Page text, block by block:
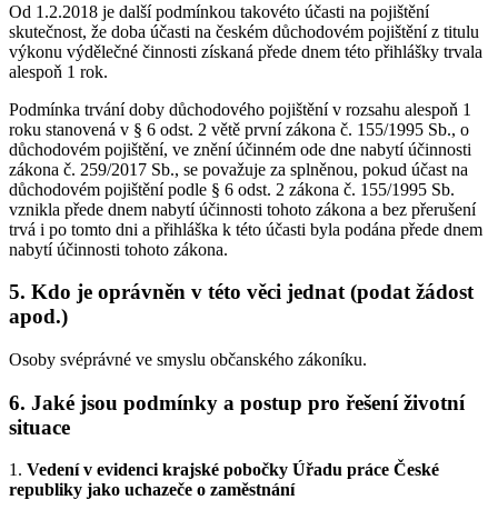
Od 1.2.2018 je další podmínkou takovéto účasti na pojištění
skutečnost, že doba účasti na českém důchodovém pojištění z titulu
výkonu výdělečné činnosti získaná přede dnem této přihlášky trvala
alespoň 1 rok.
Podmínka trvání doby důchodového pojištění v rozsahu alespoň 1
roku stanovená v § 6 odst. 2 větě první zákona č. 155/1995 Sb., o
důchodovém pojištění, ve znění účinném ode dne nabytí účinnosti
zákona č. 259/2017 Sb., se považuje za splněnou, pokud účast na
důchodovém pojištění podle § 6 odst. 2 zákona č. 155/1995 Sb.
vznikla přede dnem nabytí účinnosti tohoto zákona a bez přerušení
trvá i po tomto dni a přihláška k této účasti byla podána přede dnem
nabytí účinnosti tohoto zákona.
5. Kdo je oprávněn v této věci jednat (podat žádost
apod.)
Osoby svéprávné ve smyslu občanského zákoníku.
6. Jaké jsou podmínky a postup pro řešení životní
situace
1. Vedení v evidenci krajské pobočky Úřadu práce České
republiky jako uchazeče o zaměstnání